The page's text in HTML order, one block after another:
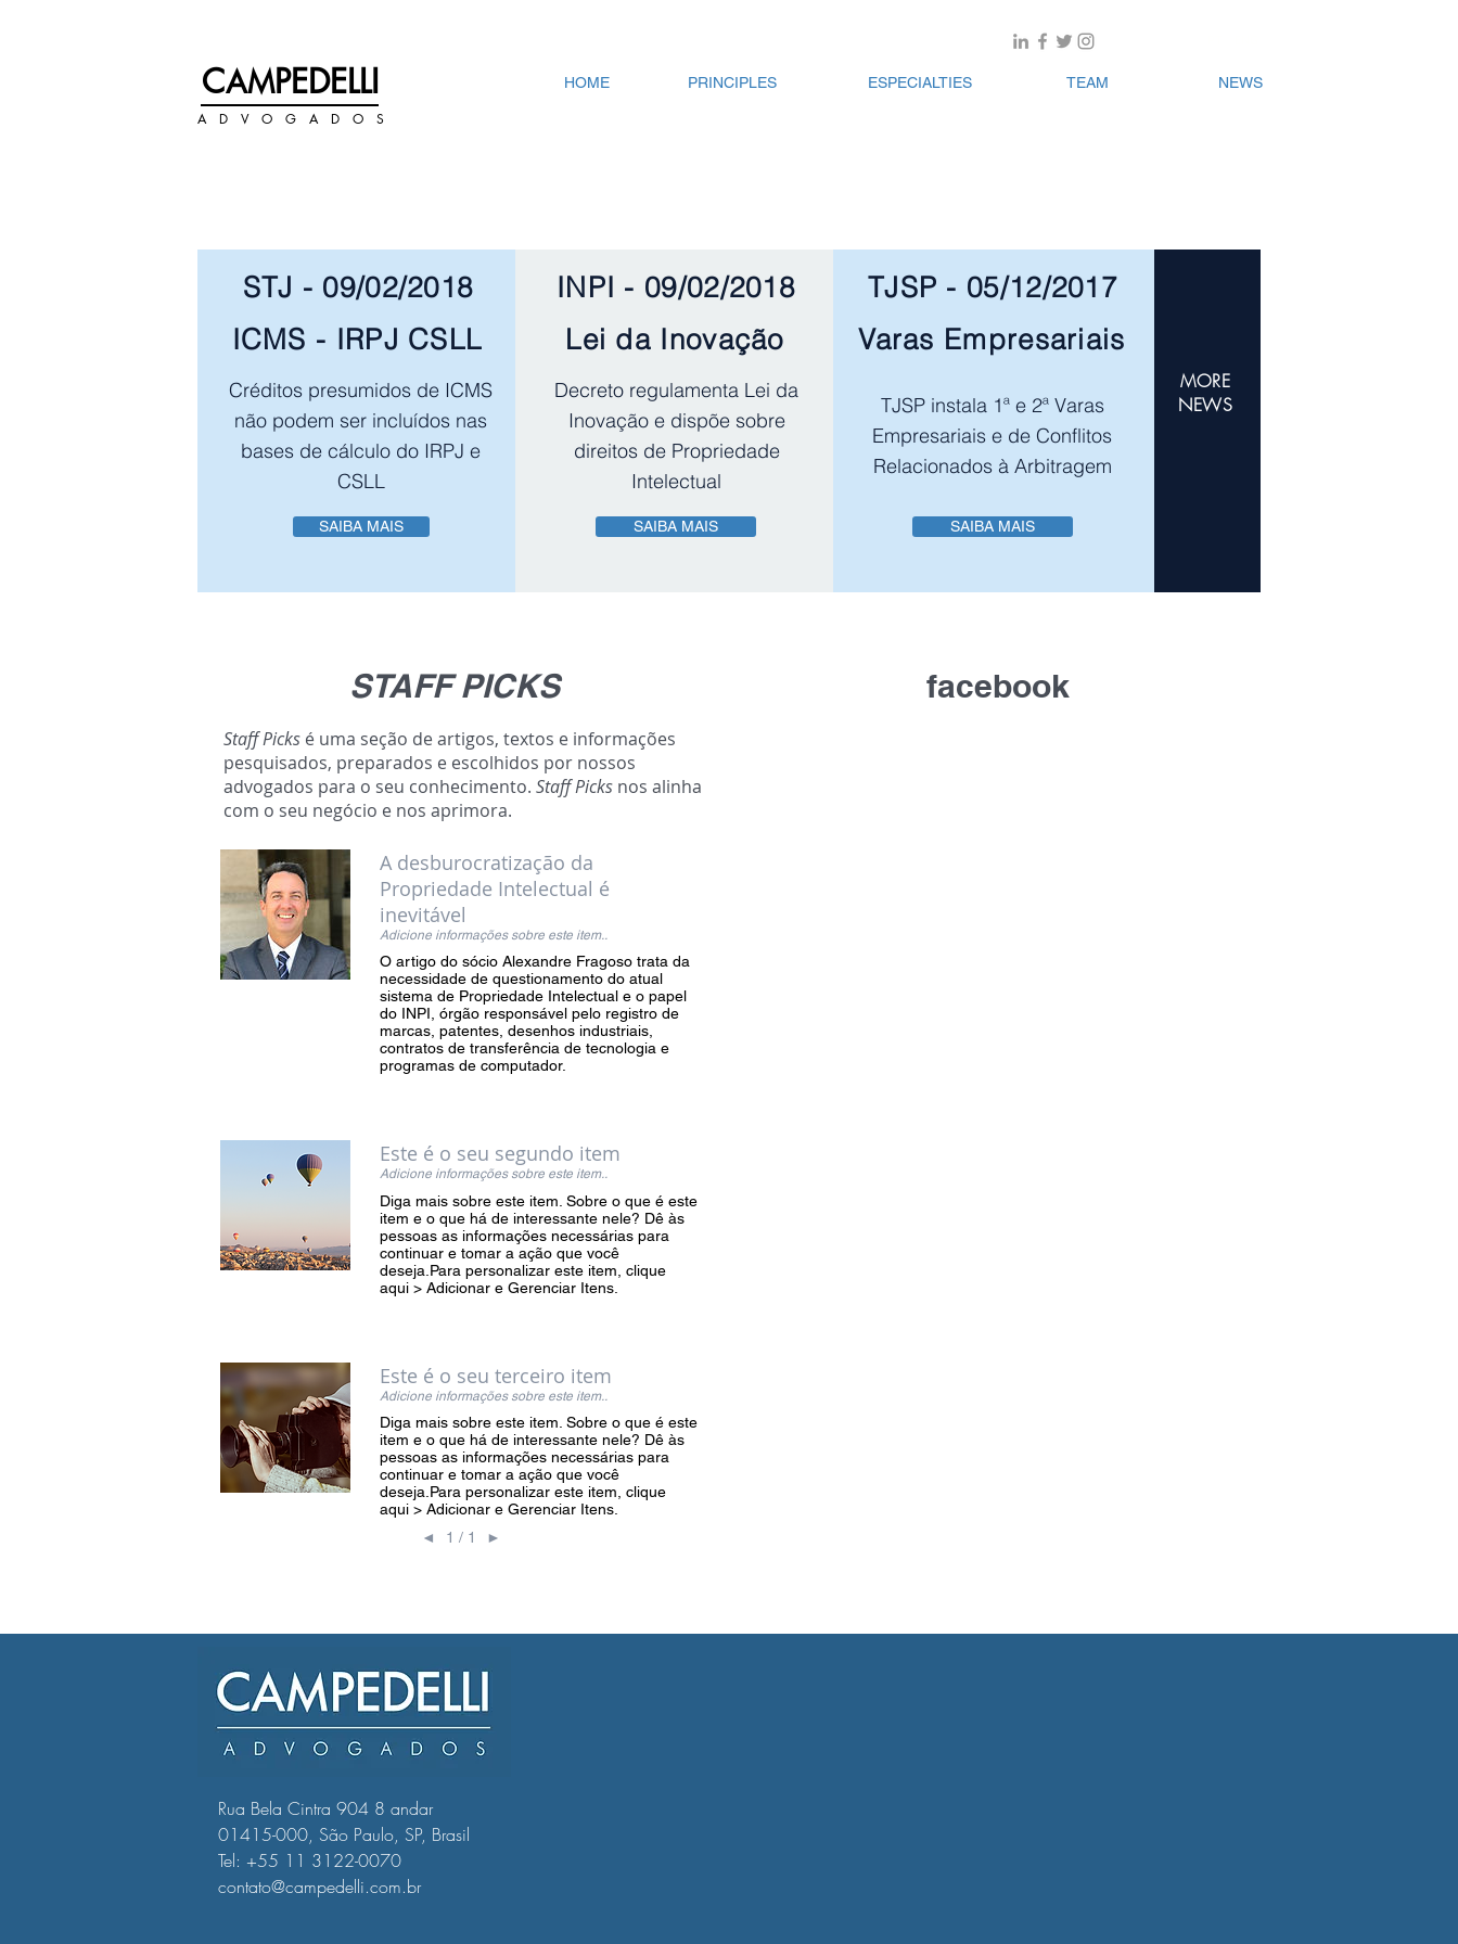
CAMPEDELLI
A D V O G A D O S
HOME PRINCIPLES ESPECIALTIES TEAM NEWS
STJ - 09/02/2018
ICMS - IRPJ CSLL
Créditos presumidos de ICMS
não podem ser incluídos nas
bases de cálculo do IRPJ e
CSLL
SAIBA MAIS
INPI - 09/02/2018
Decreto regulamenta Lei da
Inovação e dispõe sobre
direitos de Propriedade
Intelectual
SAIBA MAIS
TJSP - 05/12/2017
Varas Empresariais
TJSP instala 1ª e 2ª Varas
Empresariais e de Conflitos
Relacionados à Arbitragem
SAIBA MAIS
MORE
NEWS
Lei da Inovação
STAFF PICKS
Staff Picks é uma seção de artigos, textos e informações
pesquisados, preparados e escolhidos por nossos
advogados para o seu conhecimento. Staff Picks nos alinha
com o seu negócio e nos aprimora.
A desburocratização da
Propriedade Intelectual é
inevitável
Adicione informações sobre este item..
O artigo do sócio Alexandre Fragoso trata da
necessidade de questionamento do atual
sistema de Propriedade Intelectual e o papel
do INPI, órgão responsável pelo registro de
marcas, patentes, desenhos industriais,
contratos de transferência de tecnologia e
programas de computador.
Este é o seu segundo item
Adicione informações sobre este item..
Diga mais sobre este item. Sobre o que é este
item e o que há de interessante nele? Dê às
pessoas as informações necessárias para
continuar e tomar a ação que você
deseja.Para personalizar este item, clique
aqui > Adicionar e Gerenciar Itens.
Este é o seu terceiro item
Adicione informações sobre este item..
Diga mais sobre este item. Sobre o que é este
item e o que há de interessante nele? Dê às
pessoas as informações necessárias para
continuar e tomar a ação que você
deseja.Para personalizar este item, clique
aqui > Adicionar e Gerenciar Itens.
◄
1 / 1 ►
facebook
​​Rua Bela Cintra 904 8 andar
01415-000, São Paulo, SP, Brasil​
Tel: +55 11 3122-0070
contato@campedelli.com.br